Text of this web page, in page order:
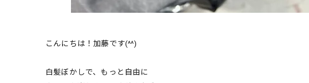
こんにちは！加藤です(^^)
白髪ぼかしで、もっと自由に